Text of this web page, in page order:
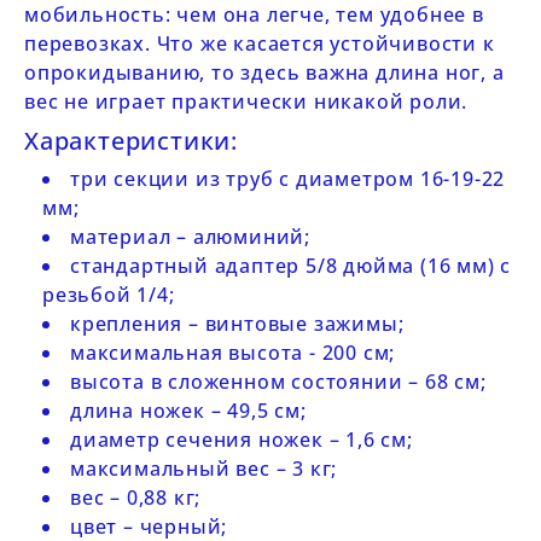
мобильность: чем она легче, тем удобнее в
перевозках. Что же касается устойчивости к
опрокидыванию, то здесь важна длина ног, а
вес не играет практически никакой роли.
Характеристики:
три секции из труб с диаметром 16-19-22
мм;
материал – алюминий;
стандартный адаптер 5/8 дюйма (16 мм) с
резьбой 1/4;
крепления – винтовые зажимы;
максимальная высота - 200 см;
высота в сложенном состоянии – 68 см;
длина ножек – 49,5 см;
диаметр сечения ножек – 1,6 см;
максимальный вес – 3 кг;
вес – 0,88 кг;
цвет – черный;